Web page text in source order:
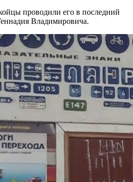
проводили его в последний
Владимировича.